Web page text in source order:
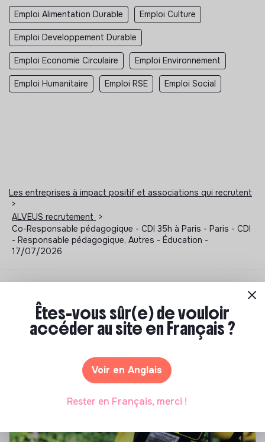
Emploi Alimentation Durable Emploi Culture
Emploi Developpement Durable
Emploi Economie Circulaire Emploi Environnement
Emploi Humanitaire Emploi RSE Emploi Social
Les entreprises à impact positif et associations qui recrutent
>
ALVEUS recrutement
>
Co-Responsable pédagogique - CDI 35h à Paris - Paris - CDI
- Responsable pédagogique, Autres - Éducation -
17/07/2026
Notre sélection de formations à impact
Tu souhaites te réorienter mais tu ne sais pas par où
commencer ? Pas de panique, on te propose une
écologique et solidaire !
Êtes-vous sûr(e) de vouloir
accéder au site en Français ?
Voir en Anglais
Rester en Français, merci !